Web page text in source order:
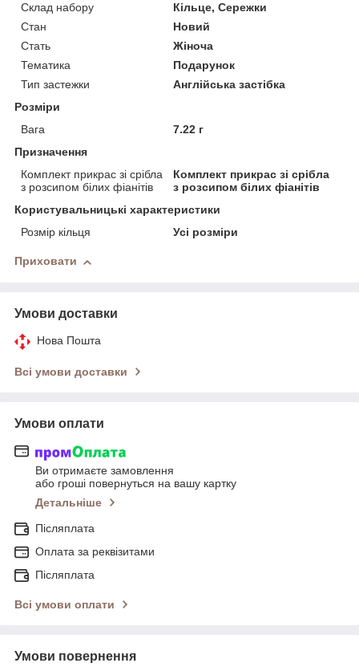
Склад набору
Кільце, Сережки
Стан
Новий
Стать
Жіноча
Тематика
Подарунок
Тип застежки
Англійська застібка
Розміри
Вага
7.22 г
Призначення
Комплект прикрас зі срібла
з розсипом білих фіанітів
Комплект прикрас зі срібла
з розсипом білих фіанітів
Користувальницькі характеристики
Розмір кільця
Усі розміри
Приховати
Умови доставки
Нова Пошта
Всі умови доставки
Умови оплати
Ви отримаєте замовлення
або гроші повернуться на вашу картку
Детальніше
Післяплата
Оплата за реквізитами
Післяплата
Всі умови оплати
Умови повернення